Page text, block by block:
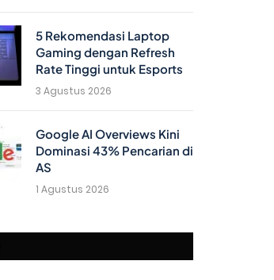
5 Rekomendasi Laptop
Gaming dengan Refresh
Rate Tinggi untuk Esports
3 Agustus 2026
Google AI Overviews Kini
Dominasi 43% Pencarian di
AS
1 Agustus 2026